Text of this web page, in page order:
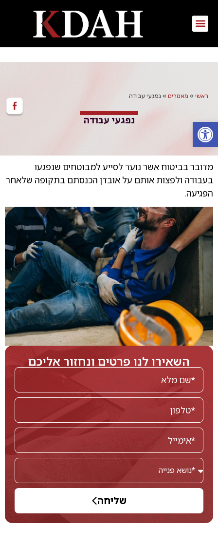
פתח סרגל נגישות
ראשי » מאמרים » נפגעי עבודה
נפגעי עבודה
מדובר בביטוח אשר נועד לסייע למבוטחים שנפגעו
בעבודה ולפצות אותם על אובדן הכנסתם בתקופה שלאחר
הפגיעה.
השאירו לנו פרטים ונחזור אליכם
שליחה